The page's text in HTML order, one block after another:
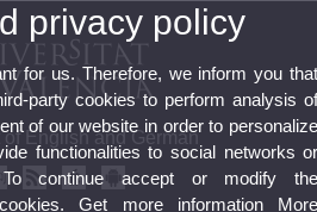
English and German
privacy policy
for us. Therefore, we inform you
party cookies to perform analysis
of our website in order to
functionalities to social networks
continue accept or modify
Get more information